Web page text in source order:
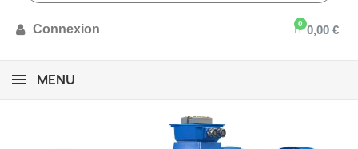
Connexion 0,00 €
MENU